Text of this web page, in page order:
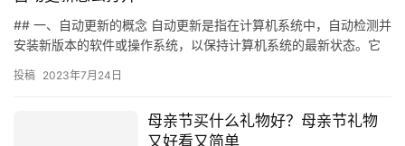
## 一、自动更新的概念 自动更新是指在计算机系统中，自动检测并
安装新版本的软件或操作系统，以保持计算机系统的最新状态。它
投稿 2023年7月24日
母亲节买什么礼物好？母亲节礼物
又好看又简单